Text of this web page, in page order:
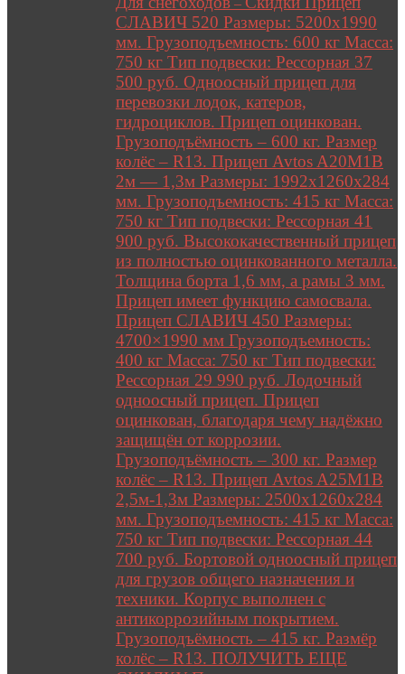
–
СЛАВИЧ 520 Размеры: 5200х1990
мм. Грузоподъемность: 600 кг Масса:
750 кг Тип подвески: Рессорная 37
500 руб. Одноосный прицеп для
перевозки лодок, катеров,
гидроциклов. Прицеп оцинкован.
Грузоподъёмность – 600 кг. Размер
колёс – R13. Прицеп Avtos A20M1B
2м — 1,3м Размеры: 1992х1260х284
мм. Грузоподъемность: 415 кг Масса:
750 кг Тип подвески: Рессорная 41
900 руб. Высококачественный прицеп
из полностью оцинкованного металла.
Толщина борта 1,6 мм, а рамы 3 мм.
Прицеп имеет функцию самосвала.
Прицеп СЛАВИЧ 450 Размеры:
4700×1990 мм Грузоподъемность:
400 кг Масса: 750 кг Тип подвески:
Рессорная 29 990 руб. Лодочный
одноосный прицеп. Прицеп
оцинкован, благодаря чему надёжно
защищён от коррозии.
Грузоподъёмность – 300 кг. Размер
колёс – R13. Прицеп Avtos A25M1B
2,5м-1,3м Размеры: 2500х1260х284
мм. Грузоподъемность: 415 кг Масса:
750 кг Тип подвески: Рессорная 44
700 руб. Бортовой одноосный прицеп
для грузов общего назначения и
техники. Корпус выполнен с
антикоррозийным покрытием.
Грузоподъёмность – 415 кг. Размёр
колёс – R13. ПОЛУЧИТЬ ЕЩЕ